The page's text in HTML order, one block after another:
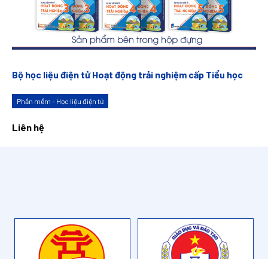
Bộ học liệu điện tử Hoạt động trải nghiệm cấp Tiểu học
Phần mềm - Học liệu điện tử
Liên hệ